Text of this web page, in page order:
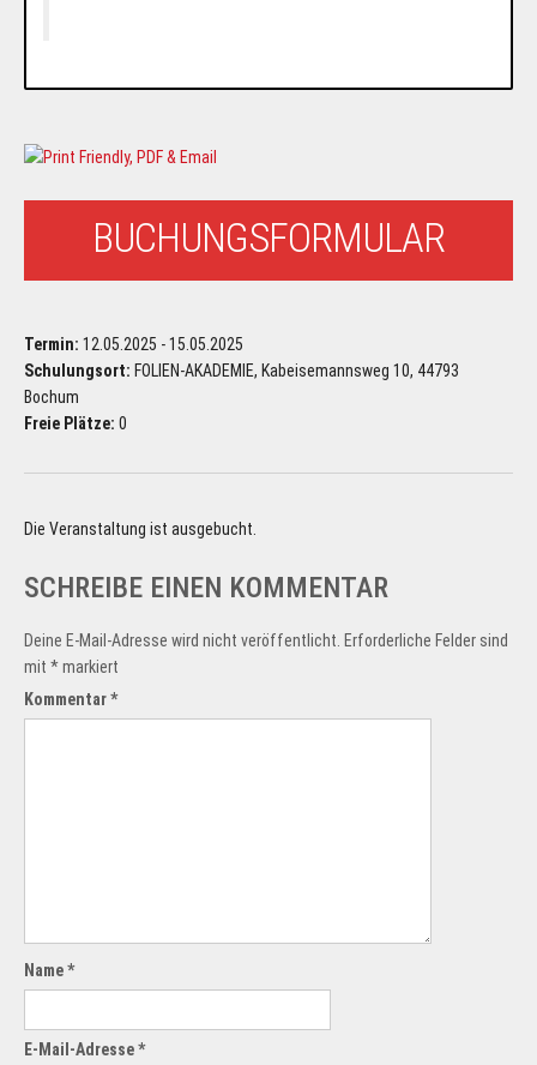
BUCHUNGSFORMULAR
Termin: 12.05.2025 - 15.05.2025
Schulungsort: FOLIEN-AKADEMIE, Kabeisemannsweg 10, 44793
Bochum
Freie Plätze: 0
Die Veranstaltung ist ausgebucht.
SCHREIBE EINEN KOMMENTAR
Deine E-Mail-Adresse wird nicht veröffentlicht. Erforderliche Felder sind
mit *markiert
Kommentar*
Name*
E-Mail-Adresse*